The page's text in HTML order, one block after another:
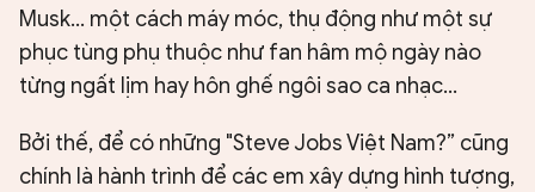
Musk... một cách máy móc, thụ động như một sự
phục tùng phụ thuộc như fan hâm mộ ngày nào
từng ngất lịm hay hôn ghế ngôi sao ca nhạc...
Bởi thế, để có những "Steve Jobs Việt Nam?” cũng
chính là hành trình để các em xây dựng hình tượng,